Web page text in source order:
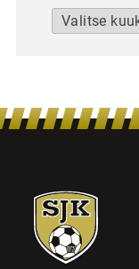
Arkistot
SJK-
juniorit